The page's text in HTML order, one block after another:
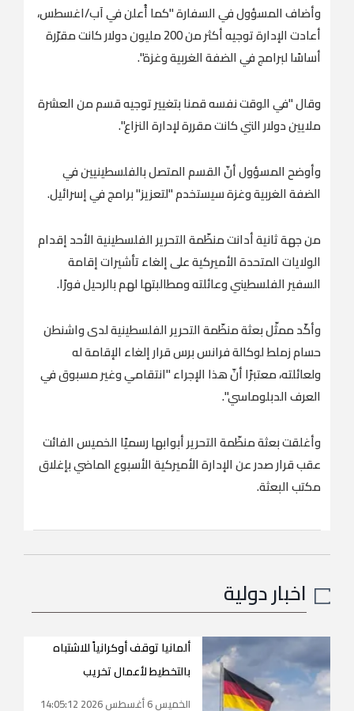
وأضاف المسؤول في السفارة "كما أُعلن في آب/اغسطس،
أعادت الإدارة توجيه أكثر من 200 مليون دولار كانت مقرّرة
أساسًا لبرامج في الضفة الغربية وغزة".
وقال "في الوقت نفسه قمنا بتغيير توجيه قسم من العشرة
ملايين دولار التي كانت مقررة لإدارة النزاع".
وأوضح المسؤول أنّ القسم المتصل بالفلسطينيين في
الضفة الغربية وغزة سيستخدم "لتعزيز" برامج في إسرائيل.
من جهة ثانية أدانت منظّمة التحرير الفلسطينية الأحد إقدام
الولايات المتحدة الأميركية على إلغاء تأشيرات إقامة
السفير الفلسطيني وعائلته ومطالبتها لهم بالرحيل فورًا.
وأكّد ممثّل بعثة منظّمة التحرير الفلسطينية لدى واشنطن
حسام زملط لوكالة فرانس برس قرار إلغاء الإقامة له
ولعائلته، معتبرًا أنّ هذا الإجراء "انتقامي وغير مسبوق في
العرف الدبلوماسي".
وأغلقت بعثة منظّمة التحرير أبوابها رسميًا الخميس الفائت
عقب قرار صدر عن الإدارة الأميركية الأسبوع الماضي بإغلاق
مكتب البعثة.
اخبار دولية
ألمانيا توقف أوكرانياً للاشتباه
بالتخطيط لأعمال تخريب
الخميس 6 أغسطس 2026 14:05:12